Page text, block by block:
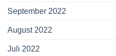
September 2022
August 2022
Juli 2022